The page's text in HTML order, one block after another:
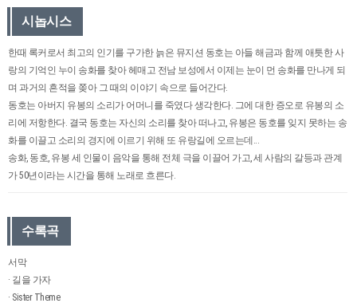
시놉시스
한때 록커로서 최고의 인기를 구가한 늙은 뮤지션 동호는 아들 해금과 함께 애틋한 사
랑의 기억인 누이 송화를 찾아 헤매고 전남 보성에서 이제는 눈이 먼 송화를 만나게 되
며 과거의 흔적을 쫒아 그 때의 이야기 속으로 들어간다.
동호는 아버지 유봉의 소리가 어머니를 죽였다 생각한다. 그에 대한 증오로 유봉의 소
리에 저항한다. 결국 동호는 자신의 소리를 찾아 떠나고, 유봉은 동호를 잊지 못하는 송
화를 이끌고 소리의 경지에 이르기 위해 또 유랑길에 오르는데...
송화, 동호, 유봉 세 인물이 음악을 통해 전체 극을 이끌어 가고, 세 사람의 갈등과 관계
가 50년이라는 시간을 통해 노래로 흐른다.
수록곡
서막
· 길을 가자
· Sister Theme